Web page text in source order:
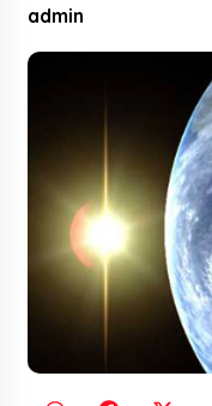
admin